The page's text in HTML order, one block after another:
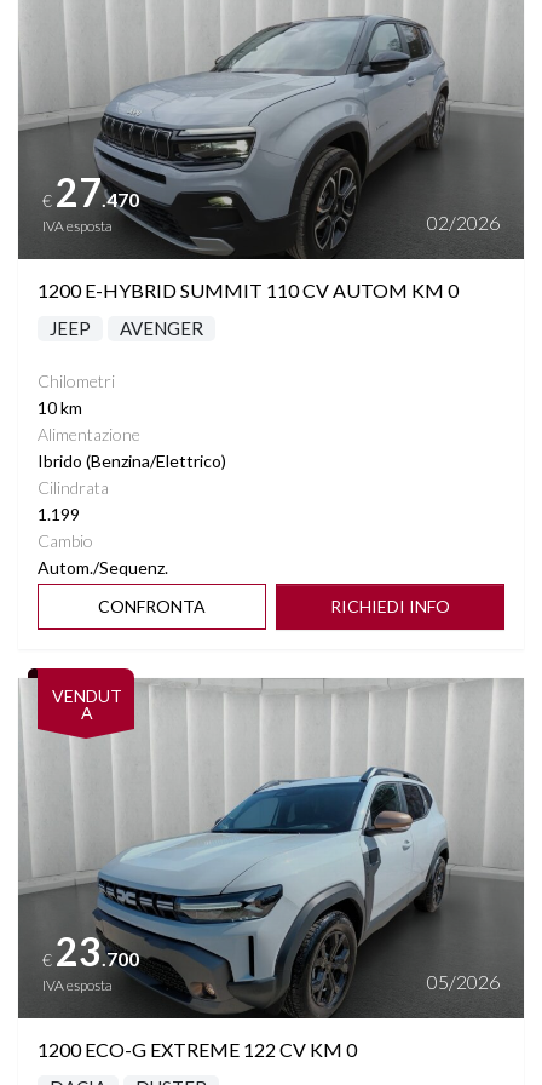
€ 27.470
IVA esposta 02/2026
1200 E-HYBRID SUMMIT 110 CV AUTOM KM 0
JEEP AVENGER
Chilometri
10 km
Alimentazione
Ibrido (Benzina/Elettrico)
Cilindrata
1.199
Cambio
Autom./Sequenz.
CONFRONTA
RICHIEDI INFO
VENDUT
A
Vedi dettagli
€ 23.700
IVA esposta 05/2026
1200 ECO-G EXTREME 122 CV KM 0